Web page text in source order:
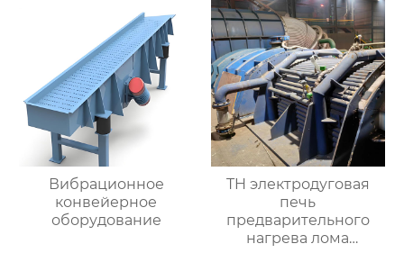
Вибрационное
конвейерное
оборудование
TH электродуговая
печь
предварительного
нагрева лома